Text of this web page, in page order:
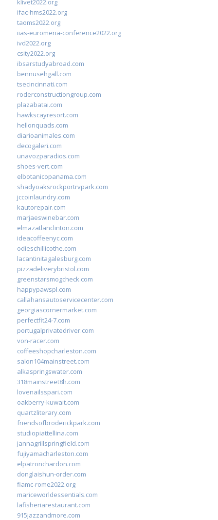
ifac-hms2022.org
taoms2022.org
iias-euromena-conference2022.org
ivd2022.org
csity2022.org
ibsarstudyabroad.com
bennusehgall.com
tsecincinnati.com
roderconstructiongroup.com
plazabatai.com
hawkscayresort.com
hellonquads.com
diarioanimales.com
decogaleri.com
unavozparadios.com
shoes-vert.com
elbotanicopanama.com
shadyoaksrockportrvpark.com
jccoinlaundry.com
kautorepair.com
marjaeswinebar.com
elmazatlanclinton.com
ideacoffeenyc.com
odieschillicothe.com
lacantinitagalesburg.com
pizzadeliverybristol.com
greenstarsmogcheck.com
happypawspl.com
callahansautoservicecenter.com
georgiascornermarket.com
perfectfit24-7.com
portugalprivatedriver.com
von-racer.com
coffeeshopcharleston.com
salon104mainstreet.com
alkaspringswater.com
318mainstreet8h.com
lovenailsspari.com
oakberry-kuwait.com
quartzliterary.com
friendsofbroderickpark.com
studiopiattellina.com
jannagrillspringfield.com
fujiyamacharleston.com
elpatronchardon.com
donglaishun-order.com
fiamc-rome2022.org
mariceworldessentials.com
lafisheriarestaurant.com
915jazzandmore.com